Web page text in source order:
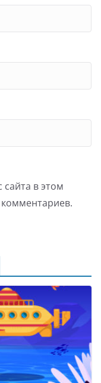
в этом